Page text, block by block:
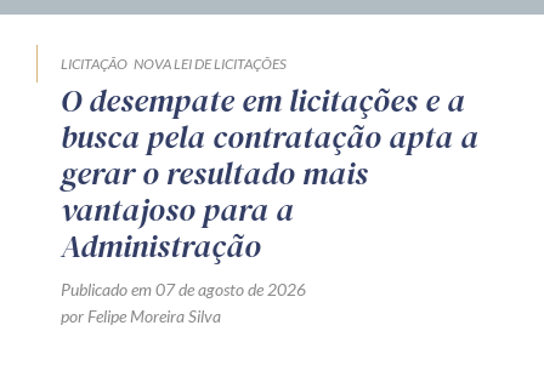
LICITAÇÃO NOVA LEI DE LICITAÇÕES
O desempate em licitações e a
busca pela contratação apta a
gerar o resultado mais
vantajoso para a
Administração
Publicado em 07 de agosto de 2026
por Felipe Moreira Silva